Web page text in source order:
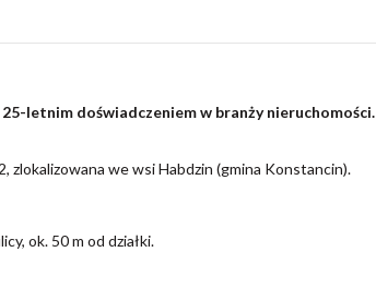
letnim doświadczeniem w branży nieruchomości.
zlokalizowana we wsi Habdzin (gmina Konstancin).
ok. 50 m od działki.